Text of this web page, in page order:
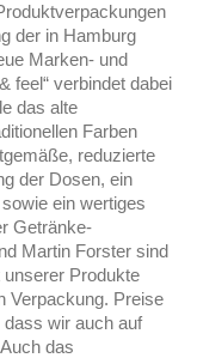
der in Hamburg
Marken- und
feel“ verbindet dabei
das alte
Farben
reduzierte
der Dosen, ein
ein wertiges
Getränke-
Martin Forster sind
unserer Produkte
Verpackung. Preise
wir auch auf
das